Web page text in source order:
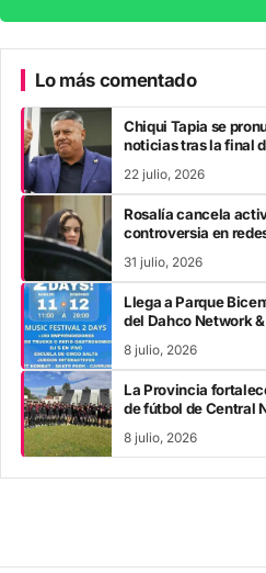
Lo más comentado
Chiqui Tapia se
noticias tras la final
22 julio, 2026
Rosalía cancela
controversia en
31 julio, 2026
Llega a Parque
del Dahco Network
8 julio, 2026
La Provincia
de fútbol de Central
8 julio, 2026